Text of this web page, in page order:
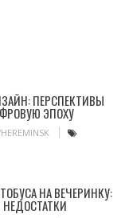
ПЕРСПЕКТИВЫ
ЭПОХУ
НА ВЕЧЕРИНКУ: